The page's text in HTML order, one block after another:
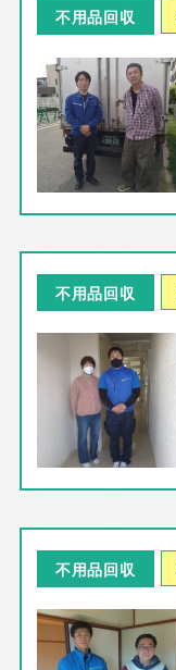
不用品回収
不用品回収
不用品回収